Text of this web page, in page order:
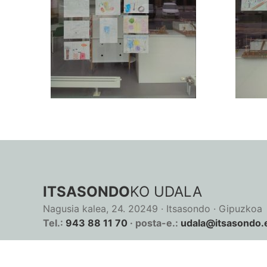
ITSASONDOKO UDALA
Nagusia kalea, 24. 20249 · Itsasondo · Gipuzkoa
Tel.: 943 88 11 70 · posta-e.: